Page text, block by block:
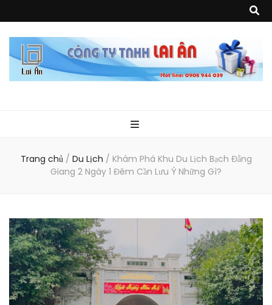
Ân
phẩm về nhựa như áo mưa, túi nhựa, handger…Đặc biệt là các sản phẩm
từ MICA, MDF, FORMAT như tủ trưng bày, quầy, kệ, Tray…
Trang chủ / Du Lịch / Khám Phá Khu Du Lịch Bạch Đằng
Giang 2 Ngày 1 Đêm Cần Lưu Ý Những Gì?